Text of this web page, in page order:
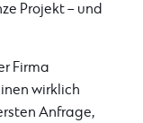
Projekt – und
Firma
wirklich
Anfrage,